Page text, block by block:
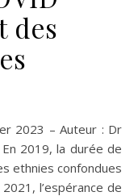
des
2019, la durée de
ethnies confondues
l’espérance de